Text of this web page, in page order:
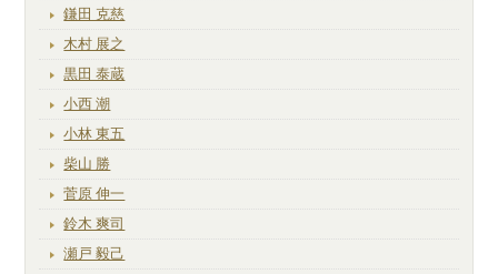
鎌田 克慈
木村 展之
黒田 泰蔵
小西 潮
小林 東五
柴山 勝
菅原 伸一
鈴木 爽司
瀬戸 毅己